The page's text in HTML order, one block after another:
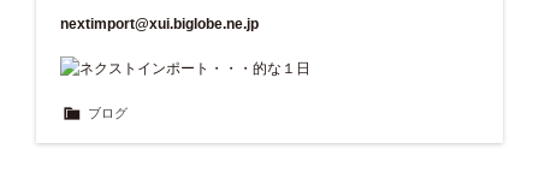
nextimport@xui.biglobe.ne.jp
ブログ